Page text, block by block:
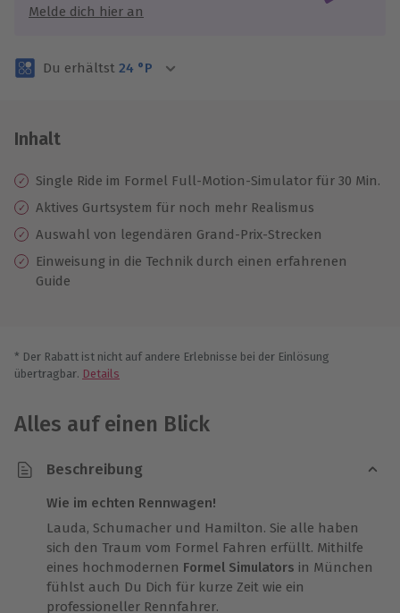
3 Jahre gültig & verlängerbar.
Melde dich hier an
Du erhältst 24 °P
Inhalt
Single Ride im Formel Full-Motion-Simulator für 30 Min.
Aktives Gurtsystem für noch mehr Realismus
Auswahl von legendären Grand-Prix-Strecken
Einweisung in die Technik durch einen erfahrenen
Guide
* Der Rabatt ist nicht auf andere Erlebnisse bei der Einlösung
übertragbar. Details
Alles auf einen Blick
Beschreibung
Wie im echten Rennwagen!
Lauda, Schumacher und Hamilton. Sie alle haben
sich den Traum vom Formel Fahren erfüllt. Mithilfe
eines hochmodernen Formel Simulators in München
fühlst auch Du Dich für kurze Zeit wie ein
professioneller Rennfahrer.